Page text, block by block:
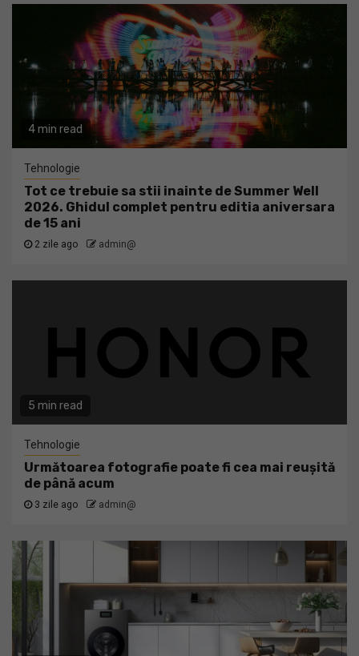
4 min read
Tehnologie
Tot ce trebuie sa stii inainte de Summer Well
2026. Ghidul complet pentru editia aniversara
de 15 ani
2 zile ago admin@
5 min read
Tehnologie
Următoarea fotografie poate fi cea mai reușită
de până acum
3 zile ago admin@